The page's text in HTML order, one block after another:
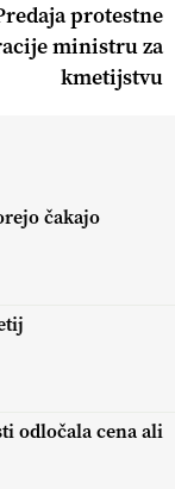
protestne
ministru za
kmetijstvu
čakajo
odločala cena ali